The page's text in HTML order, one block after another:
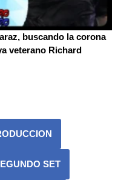
buscando la corona
veterano Richard
SET